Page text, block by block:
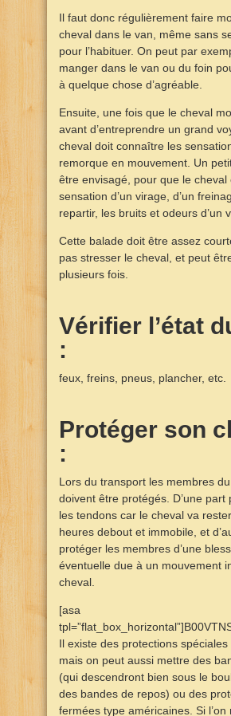
Il faut donc régulièrement faire
cheval dans le van, même sans
pour l’habituer. On peut par
manger dans le van ou du foin
à quelque chose d’agréable.
Ensuite, une fois que le cheval
avant d’entreprendre un grand
cheval doit connaître les
remorque en mouvement. Un
être envisagé, pour que le cheval
sensation d’un virage, d’un
repartir, les bruits et odeurs d’un
Cette balade doit être assez
pas stresser le cheval, et peut
plusieurs fois.
Vérifier l’état
:
feux, freins, pneus, plancher, etc.
Protéger son
:
Lors du transport les membres
doivent être protégés. D’une part
les tendons car le cheval va
heures debout et immobile, et
protéger les membres d’une
éventuelle due à un mouvement
cheval.
[asa
Il existe des protections spéciales
mais on peut aussi mettre des
(qui descendront bien sous le
des bandes de repos) ou des
fermées type américaines. Si l’on